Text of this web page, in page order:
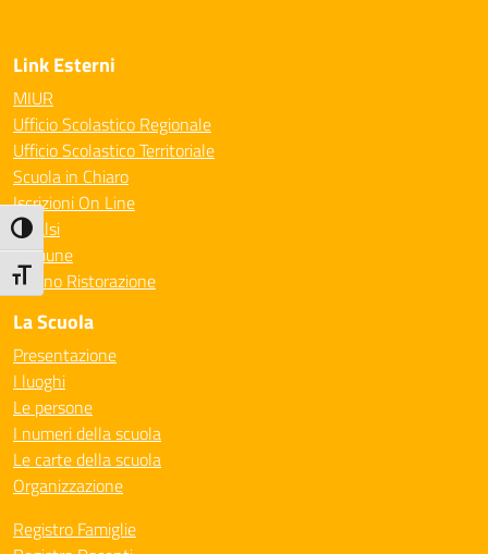
Attiva/disattiva alto contrasto
Attiva/disattiva dimensione testo
Link Esterni
MIUR
Ufficio Scolastico Regionale
Ufficio Scolastico Territoriale
Scuola in Chiaro
Iscrizioni On Line
Invalsi
Comune
Milano Ristorazione
La Scuola
Presentazione
I luoghi
Le persone
I numeri della scuola
Le carte della scuola
Organizzazione
Registro Famiglie